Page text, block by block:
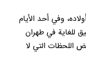
وفي أحد الأيام
للغاية في طهران
اللحظات التي لا